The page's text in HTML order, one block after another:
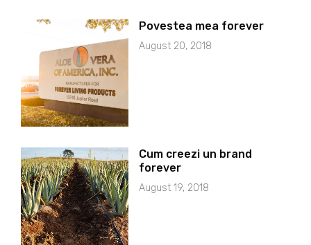
Povestea mea forever
August 20, 2018
Cum creezi un brand
forever
August 19, 2018